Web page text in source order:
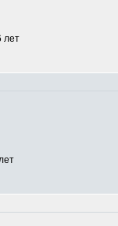
лет